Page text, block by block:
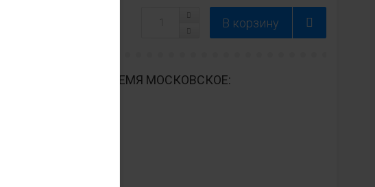
ЕЖЕДНЕВНО ВРЕМЯ МОСКОВСКОЕ: